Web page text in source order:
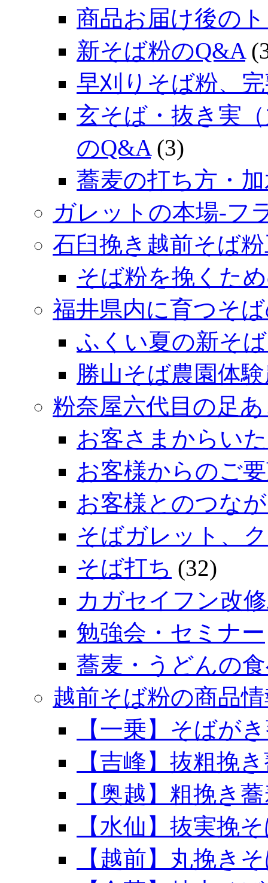
商品お届け後の
新そば粉のQ&A
早刈りそば粉、
玄そば・抜き実
のQ&A (3)
蕎麦の打ち方・
ガレットの本場‐フ
石臼挽き越前そば
そば粉を挽くた
福井県内に育つそ
ふくい夏の新そ
勝山そば農園体
粉奈屋六代目の足
お客さまからい
お客様からのご
お客様とのつな
そばガレット、
そば打ち (32)
カガセイフン改
勉強会・セミナー
蕎麦・うどんの
越前そば粉の商品
【一乗】そばが
【吉峰】抜粗挽
【奥越】粗挽き
【水仙】抜実挽
【越前】丸挽き